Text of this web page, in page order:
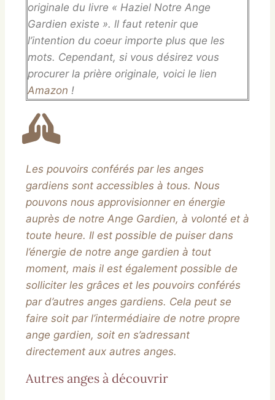
originale du livre « Haziel Notre Ange
Gardien existe ». ll faut retenir que
l’intention du coeur importe plus que les
mots. Cependant, si vous désirez vous
procurer la prière originale, voici le lien
Amazon !
Les pouvoirs conférés par les anges
gardiens sont accessibles à tous. Nous
pouvons nous approvisionner en énergie
auprès de notre Ange Gardien, à volonté et à
toute heure. Il est possible de puiser dans
l’énergie de notre ange gardien à tout
moment, mais il est également possible de
solliciter les grâces et les pouvoirs conférés
par d’autres anges gardiens. Cela peut se
faire soit par l’intermédiaire de notre propre
ange gardien, soit en s’adressant
directement aux autres anges.
Autres anges à découvrir